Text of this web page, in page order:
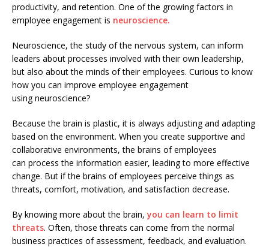
productivity, and retention. One of the growing factors in
employee engagement is neuroscience.
Neuroscience, the study of the nervous system, can inform
leaders about processes involved with their own leadership,
but also about the minds of their employees. Curious to know
how you can improve employee engagement
using neuroscience?
Because the brain is plastic, it is always adjusting and adapting
based on the environment. When you create supportive and
collaborative environments, the brains of employees
can process the information easier, leading to more effective
change. But if the brains of employees perceive things as
threats, comfort, motivation, and satisfaction decrease.
By knowing more about the brain, you can learn to limit
threats. Often, those threats can come from the normal
business practices of assessment, feedback, and evaluation.